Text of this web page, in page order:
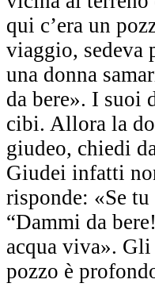
qui c’era un
viaggio, sedeva
una donna
da bere». I suoi
cibi. Allora la
giudeo, chiedi
Giudei infatti
risponde: «Se
“Dammi da
acqua viva».
pozzo è